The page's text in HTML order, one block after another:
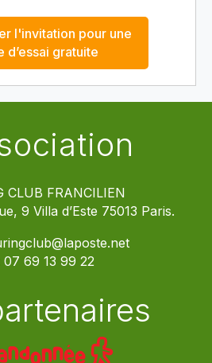
l'invitation pour une
d’essai gratuite
CLUB FRANCILIEN
9 Villa d’Este 75013 Paris.
07 69 13 99 22